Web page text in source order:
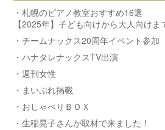
・札幌のピアノ教室おすすめ16選
【2025年】子ども向けから大人向けま
・チームナックス20周年イベント参加
・ハナタレナックスTV出演
・週刊女性
・まいぷれ掲載
・おしゃべりＢＯＸ
・生稲晃子さんが取材で来ました！